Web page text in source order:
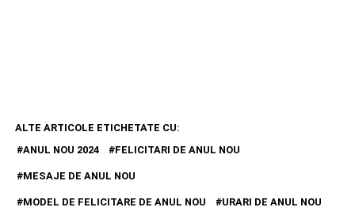
ALTE ARTICOLE ETICHETATE CU:
ANUL NOU 2024
FELICITARI DE ANUL NOU
MESAJE DE ANUL NOU
MODEL DE FELICITARE DE ANUL NOU URARI DE ANUL NOU